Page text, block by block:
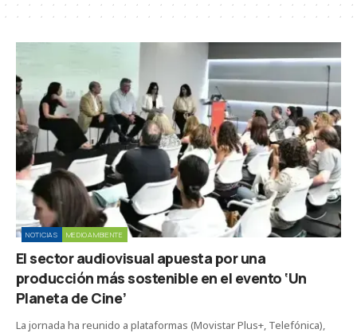
NOTICIAS MEDIOAMBIENTE
El sector audiovisual apuesta por una
producción más sostenible en el evento ‘Un
Planeta de Cine’
La jornada ha reunido a plataformas (Movistar Plus+, Telefónica),